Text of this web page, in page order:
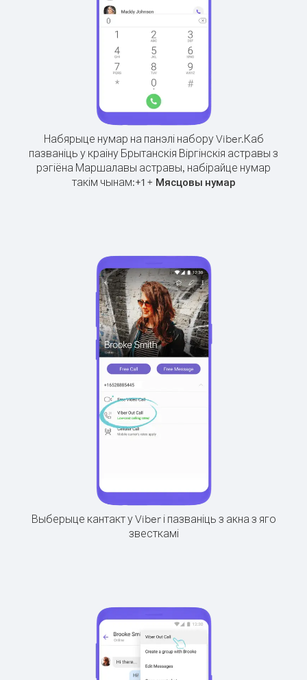
Набярыце нумар на панэлі набору Viber.Каб
пазваніць у краіну Брытанскія Віргінскія астравы з
рэгіёна Маршалавы астравы, набірайце нумар
такім чынам:+1+ Мясцовы нумар
Выберыце кантакт у Viber і пазваніць з акна з яго
звесткамі